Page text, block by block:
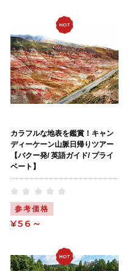
カラフルな地表を鑑賞！キャン
ディーケーン山脈日帰りツアー
【バクー発/ 英語ガイド/ プライ
ベート】
参考価格
¥56～